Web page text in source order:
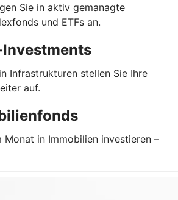
Sie in aktiv gemanagte
und ETFs an.
Infrastrukturen stellen Sie Ihre
auf.
Monat in Immobilien investieren –